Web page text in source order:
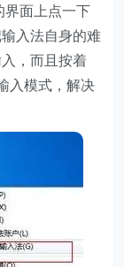
界面上点一下
入法自身的难
，而且按着
入模式，解决